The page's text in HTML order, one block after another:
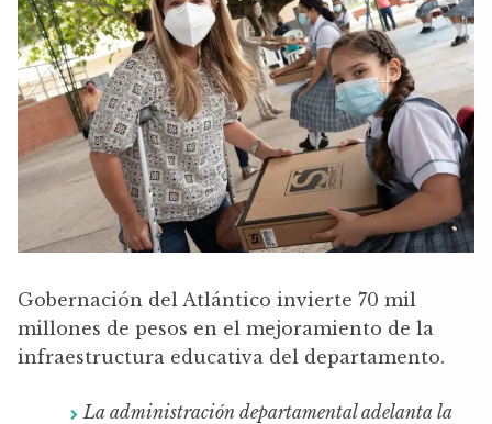
Gobernación del Atlántico invierte 70 mil
millones de pesos en el mejoramiento de la
infraestructura educativa del departamento.
La administración departamental adelanta la